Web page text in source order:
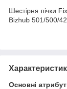
Шестірня пічки
Bizhub 501/500/
Основні